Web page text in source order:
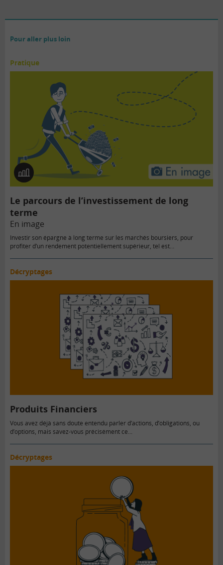
Pour aller plus loin
Pratique
En
image
Le parcours de l’investissement de long
terme
En image
Investir son épargne à long terme sur les marchés boursiers, pour
profiter d’un rendement potentiellement supérieur, tel est…
Décryptages
Produits Financiers
Vous avez déjà sans doute entendu parler d’actions, d’obligations, ou
d’options, mais savez-vous précisément ce...
Décryptages